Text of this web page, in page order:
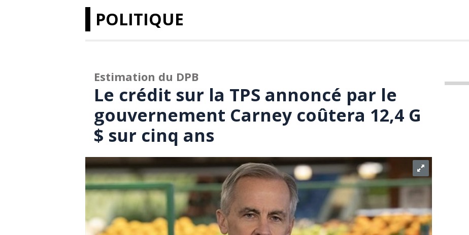
POLITIQUE
Estimation du DPB
Le crédit sur la TPS annoncé par le
gouvernement Carney coûtera 12,4 G
$ sur cinq ans